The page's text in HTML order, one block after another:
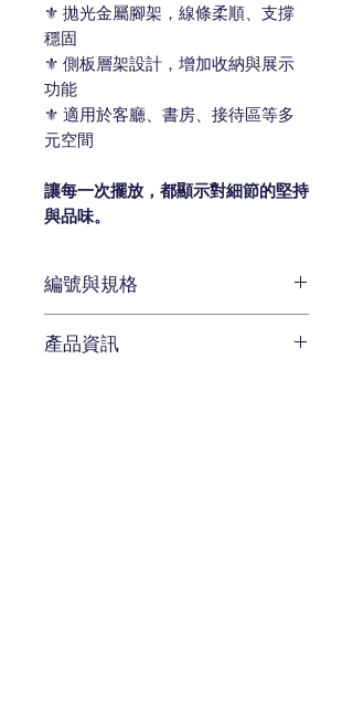
⚜️ 拋光金屬腳架，線條柔順、支撐
穩固
⚜️ 側板層架設計，增加收納與展示
功能
⚜️ 適用於客廳、書房、接待區等多
元空間
讓每一次擺放，都顯示對細節的堅持
與品味。
編號與規格
編號 CEN-819-621
產品資訊